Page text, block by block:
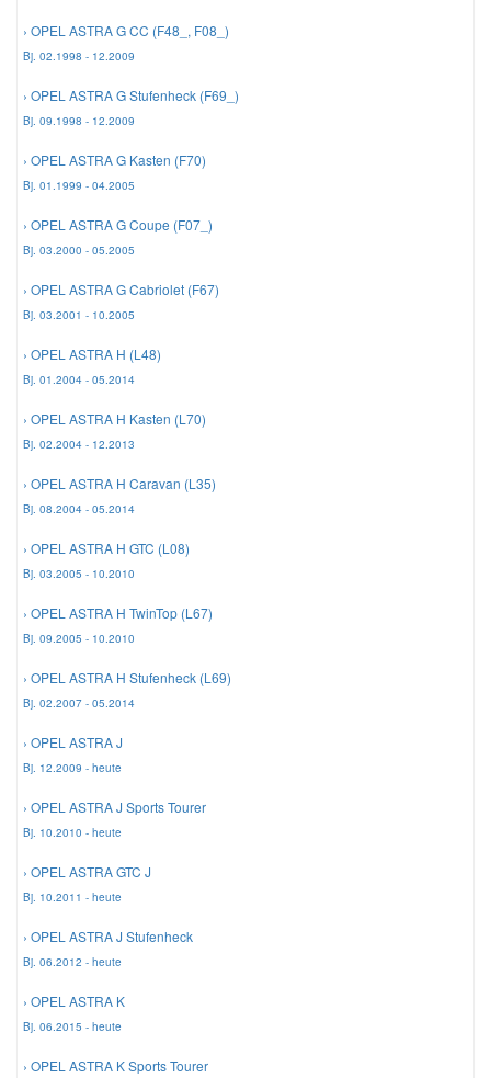
› OPEL ASTRA G CC (F48_, F08_)
Bj. 02.1998 - 12.2009
› OPEL ASTRA G Stufenheck (F69_)
Bj. 09.1998 - 12.2009
› OPEL ASTRA G Kasten (F70)
Bj. 01.1999 - 04.2005
› OPEL ASTRA G Coupe (F07_)
Bj. 03.2000 - 05.2005
› OPEL ASTRA G Cabriolet (F67)
Bj. 03.2001 - 10.2005
› OPEL ASTRA H (L48)
Bj. 01.2004 - 05.2014
› OPEL ASTRA H Kasten (L70)
Bj. 02.2004 - 12.2013
› OPEL ASTRA H Caravan (L35)
Bj. 08.2004 - 05.2014
› OPEL ASTRA H GTC (L08)
Bj. 03.2005 - 10.2010
› OPEL ASTRA H TwinTop (L67)
Bj. 09.2005 - 10.2010
› OPEL ASTRA H Stufenheck (L69)
Bj. 02.2007 - 05.2014
› OPEL ASTRA J
Bj. 12.2009 - heute
› OPEL ASTRA J Sports Tourer
Bj. 10.2010 - heute
› OPEL ASTRA GTC J
Bj. 10.2011 - heute
› OPEL ASTRA J Stufenheck
Bj. 06.2012 - heute
› OPEL ASTRA K
Bj. 06.2015 - heute
› OPEL ASTRA K Sports Tourer
Mazda Ersatzteile
Mercedes Ersatzteile
Mini Ersatzteile
Mitsubishi Ersatzteile
Nissan Ersatzteile
Porsche Ersatzteile
Seat Ersatzteile
Skoda Ersatzteile
Smart Ersatzteile
Suzuki Ersatzteile
Toyota Ersatzteile